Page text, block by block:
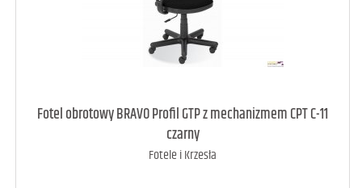
art. raczej dostępny 3
Fotel obrotowy BRAVO Profil GTP z mechanizmem CPT C-11
czarny
Fotele i Krzesła